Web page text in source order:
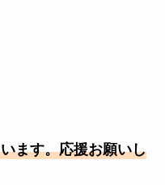
ます。応援お願いし